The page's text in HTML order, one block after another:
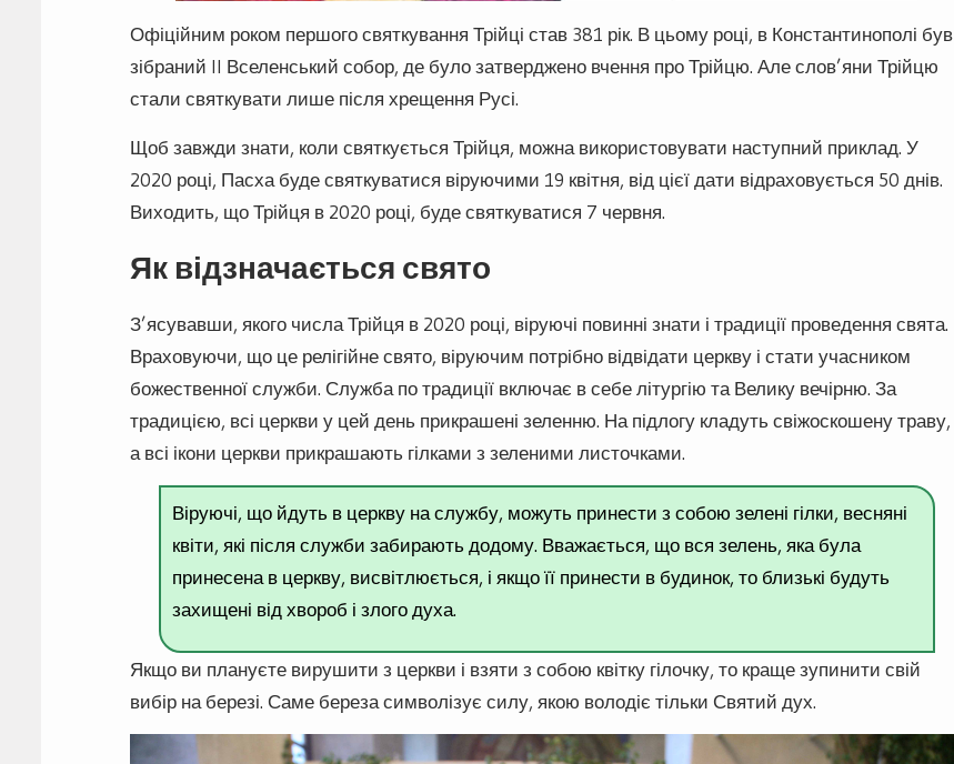
Офіційним роком першого святкування Трійці став 381 рік. В цьому році, в Константинополі був
зібраний II Вселенський собор, де було затверджено вчення про Трійцю. Але слов’яни Трійцю
стали святкувати лише після хрещення Русі.
Щоб завжди знати, коли святкується Трійця, можна використовувати наступний приклад. У
2020 році, Пасха буде святкуватися віруючими 19 квітня, від цієї дати відраховується 50 днів.
Виходить, що Трійця в 2020 році, буде святкуватися 7 червня.
Як відзначається свято
З’ясувавши, якого числа Трійця в 2020 році, віруючі повинні знати і традиції проведення свята.
Враховуючи, що це релігійне свято, віруючим потрібно відвідати церкву і стати учасником
божественної служби. Служба по традиції включає в себе літургію та Велику вечірню. За
традицією, всі церкви у цей день прикрашені зеленню. На підлогу кладуть свіжоскошену траву,
а всі ікони церкви прикрашають гілками з зеленими листочками.
Віруючі, що йдуть в церкву на службу, можуть принести з собою зелені гілки, весняні
квіти, які після служби забирають додому. Вважається, що вся зелень, яка була
принесена в церкву, висвітлюється, і якщо її принести в будинок, то близькі будуть
захищені від хвороб і злого духа.
Якщо ви плануєте вирушити з церкви і взяти з собою квітку гілочку, то краще зупинити свій
вибір на березі. Саме береза символізує силу, якою володіє тільки Святий дух.